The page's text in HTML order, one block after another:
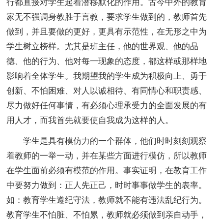
行都直接对学生起着潜移默化的作用。古今中外的教育
家无不强调身教胜于言教，要求学生做到的，教师首先
做到，并且要做的更好，更具有示范性，在无形之中为
学生树立榜样。尤其是班主任，他的世界观、他的品
德、他的行为、他对每一现象的态度，都这样或那样地
影响着全体学生。我期望我的学生成为积极向上、勇于
创新、不怕困难、对人以诚相待、有同情心和职责感、
尽力做好任何事情，有必须心理承受力的全面发展的有
用人才，而我首先就要使自我成为这样的人。
学生是具有模仿力的一个群体，他们时时刻刻观察
着教师的一举一动，并在某些方面进行模仿，所以教师
在学生面前必须有模范的作用。事实证明，在教育工作
中要努力做到：正人先正己，时时事事做学生的表率。
如：教育学生遵纪守法，教师就不能有违法乱纪行为。
教育学生不怕脏、不怕累，教师就必须做到亲自动手，